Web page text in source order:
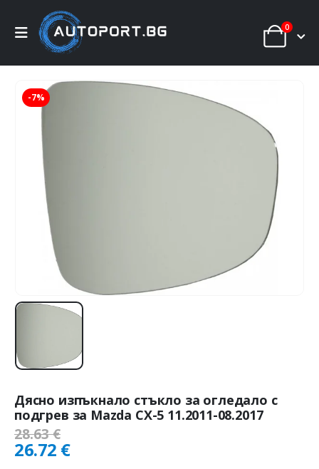
0
-7%
Дясно изпъкнало стъкло за огледало с
подгрев за Mazda CX-5 11.2011-08.2017
28.63€
26.72 €